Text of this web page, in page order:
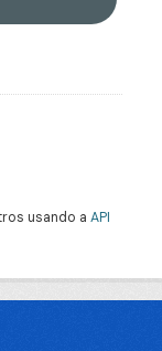
usando a API